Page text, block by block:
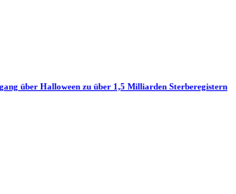
über Halloween zu über 1,5 Milliarden Sterberegistern